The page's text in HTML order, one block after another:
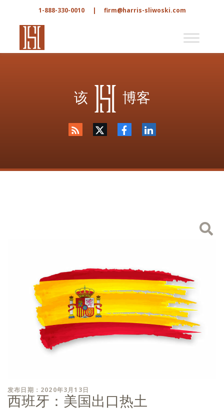
1-888-330-0010 | firm@harris-sliwoski.com
该 博客
发布日期：2020年3月13日
西班牙：美国出口热土